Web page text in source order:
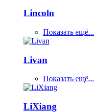
Lincoln
Показать ещё...
Livan
Показать ещё...
LiXiang